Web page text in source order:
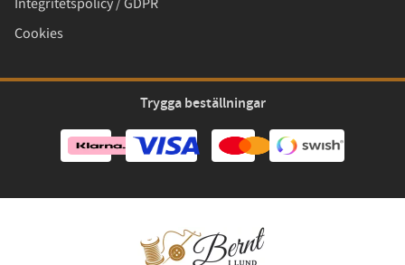
Cookies
Trygga beställningar